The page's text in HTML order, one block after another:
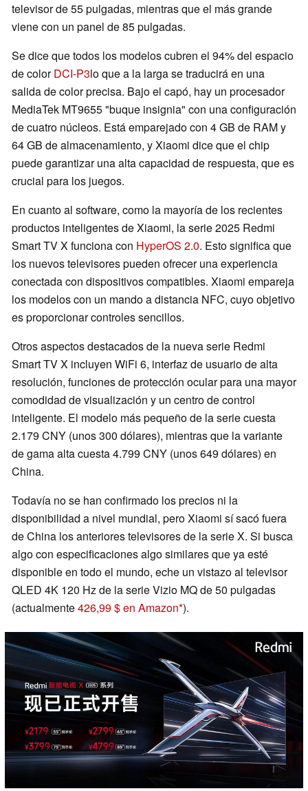
televisor de 55 pulgadas, mientras que el más grande
viene con un panel de 85 pulgadas.
Se dice que todos los modelos cubren el 94% del espacio
de colorDCI-P3lo que a la larga se traducirá en una
salida de color precisa. Bajo el capó, hay un procesador
MediaTek MT9655 "buque insignia" con una configuración
de cuatro núcleos. Está emparejado con 4 GB de RAM y
64 GB de almacenamiento, y Xiaomi dice que el chip
puede garantizar una alta capacidad de respuesta, que es
crucial para los juegos.
En cuanto al software, como la mayoría de los recientes
productos inteligentes de Xiaomi, la serie 2025 Redmi
Smart TV X funciona con HyperOS 2.0. Esto significa que
los nuevos televisores pueden ofrecer una experiencia
conectada con dispositivos compatibles. Xiaomi empareja
los modelos con un mando a distancia NFC, cuyo objetivo
es proporcionar controles sencillos.
Otros aspectos destacados de la nueva serie Redmi
Smart TV X incluyen WiFi 6, interfaz de usuario de alta
resolución, funciones de protección ocular para una mayor
comodidad de visualización y un centro de control
inteligente. El modelo más pequeño de la serie cuesta
2.179 CNY (unos 300 dólares), mientras que la variante
de gama alta cuesta 4.799 CNY (unos 649 dólares) en
China.
Todavía no se han confirmado los precios ni la
disponibilidad a nivel mundial, pero Xiaomi sí sacó fuera
de China los anteriores televisores de la serie X. Si busca
algo con especificaciones algo similares que ya esté
disponible en todo el mundo, eche un vistazo al televisor
QLED 4K 120 Hz de la serie Vizio MQ de 50 pulgadas
(actualmente426,99 $ en Amazon ).